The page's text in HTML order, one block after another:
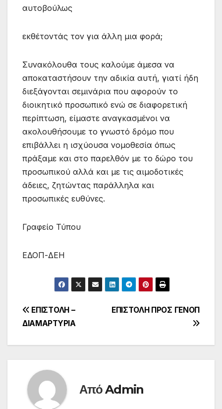
αυτοβούλως
εκθέτοντάς τον για άλλη μια φορά;
Συνακόλουθα τους καλούμε άμεσα να
αποκαταστήσουν την αδικία αυτή, γιατί ήδη
διεξάγονται σεμινάρια που αφορούν το
διοικητικό προσωπικό ενώ σε διαφορετική
περίπτωση, είμαστε αναγκασμένοι να
ακολουθήσουμε το γνωστό δρόμο που
επιβάλλει η ισχύουσα νομοθεσία όπως
πράξαμε και στο παρελθόν με το δώρο του
προσωπικού αλλά και με τις αιμοδοτικές
άδειες, ζητώντας παράλληλα και
προσωπικές ευθύνες.
Γραφείο Τύπου
ΕΔΟΠ-ΔΕΗ
Πλοήγηση
ΕΠΙΣΤΟΛΗ ΠΡΟΣ ΓΕΝΟΠ
ΕΠΙΣΤΟΛΗ –
ΔΙΑΜΑΡΤΥΡΙΑ
ΑπόAdmin